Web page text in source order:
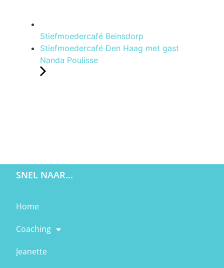
Stiefmoedercafé Beinsdorp
Stiefmoedercafé Den Haag met gast
Nanda Poulisse
SNEL NAAR...
Home
Coaching
Jeanette